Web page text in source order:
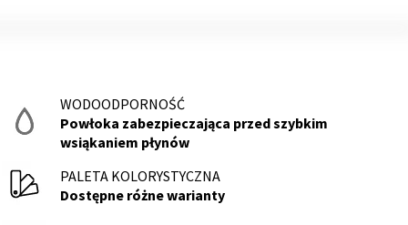
WODOODPORNOŚĆ
Powłoka zabezpieczająca przed szybkim
wsiąkaniem płynów
PALETA KOLORYSTYCZNA
Dostępne różne warianty